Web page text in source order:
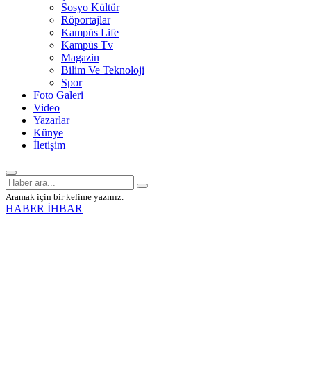
Sosyo Kültür
Röportajlar
Kampüs Life
Kampüs Tv
Magazin
Bilim Ve Teknoloji
Spor
Foto Galeri
Video
Yazarlar
Künye
İletişim
Aramak için bir kelime yazınız.
HABER İHBAR